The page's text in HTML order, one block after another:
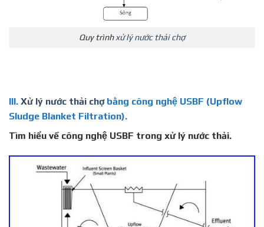
Quy trìnhxử lý nước thải chợ
III. Xử lý nước thải chợbằng công nghệ USBF (Upflow
Sludge Blanket Filtration).
Tìm hiểu về công nghệ USBF trong xử lý nước thải.